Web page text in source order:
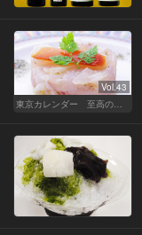
Vol.43
東京カレンダー 至高の名店シリーズ